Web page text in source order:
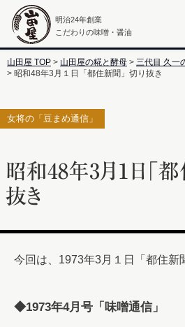
明治24年創業
こだわりの味噌・醤油
山田屋 TOP 山田屋の糀と酵母
三代目 久一
昭和48年3月１日「都住新聞」切り抜き
女将の「豆まめ通信」
昭和48年3月１日「
抜き
今回は、1973年3月１日「都住新
◆1973年4月号「味噌通信」